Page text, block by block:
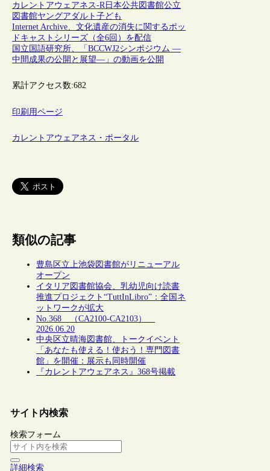
カレントアウェアネス-R日本公共図書館公立
図書館ヤングアダルト子ども
Internet Archive、文化遺産の消失に関するポッ
ドキャストシリーズ（全6回）を配信
国立国語研究所、「BCCWJ2シンポジウム ―
中間成果の公開と展望―」の動画を公開
累計アクセス数:682
印刷用ページ
カレントアウェアネス・ポータル
類似の記事
豊島区立上池袋図書館がリニューアル
オープン
イタリア図書館協会、乳幼児向け読書
推進プロジェクト“TuttInLibro”：全国ネ
ットワークが拡大
No.368 （CA2100-CA2103）
2026.06.20
中央区立晴海図書館、トークイベント
「あなたも使える！使おう！専門図書
館」を開催：展示も同時開催
『カレントアウェアネス』368号掲載
サイト内検索
検索フォーム
詳細検索